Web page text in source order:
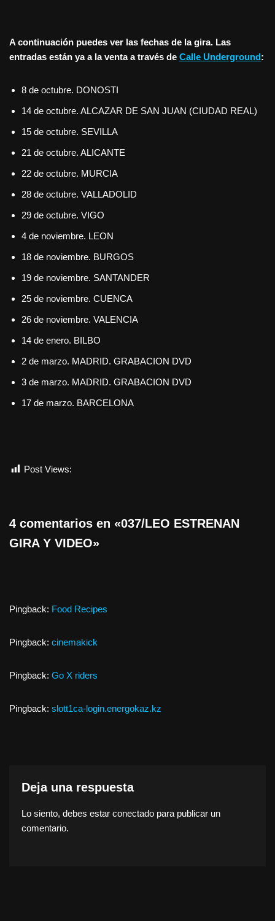
A continuación puedes ver las fechas de la gira. Las
entradas están ya a la venta a través de Calle Underground:
8 de octubre. DONOSTI
14 de octubre. ALCAZAR DE SAN JUAN (CIUDAD REAL)
15 de octubre. SEVILLA
21 de octubre. ALICANTE
22 de octubre. MURCIA
28 de octubre. VALLADOLID
29 de octubre. VIGO
4 de noviembre. LEON
18 de noviembre. BURGOS
19 de noviembre. SANTANDER
25 de noviembre. CUENCA
26 de noviembre. VALENCIA
14 de enero. BILBO
2 de marzo. MADRID. GRABACION DVD
3 de marzo. MADRID. GRABACION DVD
17 de marzo. BARCELONA
Post Views:
4 comentarios en «037/LEO ESTRENAN
GIRA Y VIDEO»
Pingback: Food Recipes
Pingback: cinemakick
Pingback: Go X riders
Pingback: slott1ca-login.energokaz.kz
Deja una respuesta
Lo siento, debes estar conectado para publicar un
comentario.